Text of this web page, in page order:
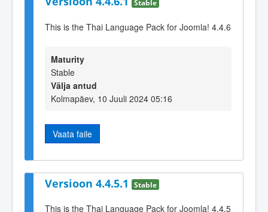
Stable
This is the Thai Language Pack for Joomla! 4.4.6
Maturity
Stable
Välja antud
Kolmapäev, 10 Juuli 2024 05:16
Vaata faile
Versioon 4.4.5.1 Stable
This is the Thai Language Pack for Joomla! 4.4.5